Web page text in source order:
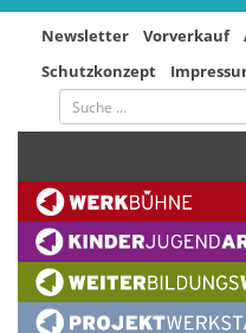
Newsletter Vorverkauf
Schutzkonzept